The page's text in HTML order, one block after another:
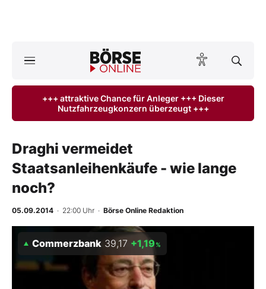
ktuelle Ausgabe BÖRSE ONLINE lesen
Anlageprodukte
Finanz-Check
BO-Musterdepots
Experten
+++ attraktive Chance für Anleger +++ Dieser
Nutzfahrzeugkonzern überzeugt +++
Draghi vermeidet
Staatsanleihenkäufe - wie lange
noch?
05.09.2014 · 22:00 Uhr · Börse Online Redaktion
Commerzbank 39,17 +1,19 %